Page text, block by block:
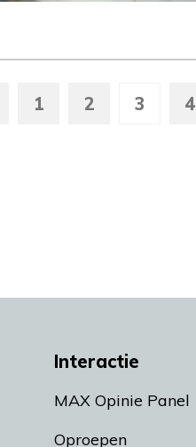
1 2 3 4
Interactie
MAX Opinie Panel
Oproepen